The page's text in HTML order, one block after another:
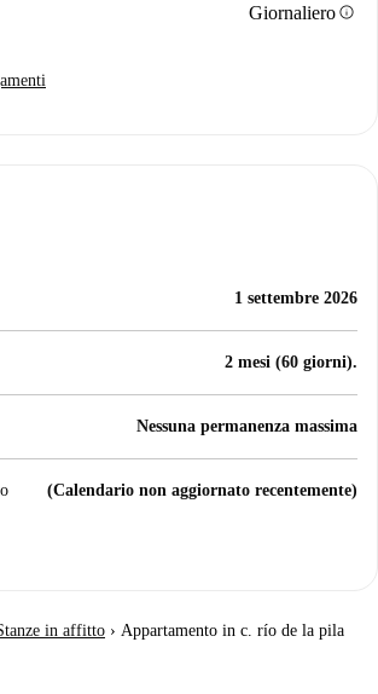
Giornalieroinfo
1 settembre 2026
2 mesi (60 giorni).
Nessuna permanenza massima
(Calendario non aggiornato recentemente)
in affitto › Appartamento in c. río de la pila